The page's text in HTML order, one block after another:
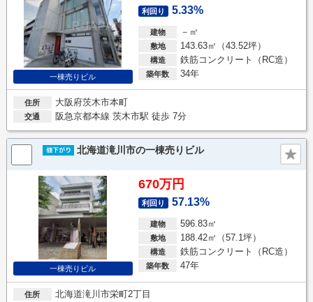
一棟売りビル
利回り 5.33%
建物 －㎡
敷地 143.63㎡（43.52坪）
構造 鉄筋コンクリート（RC造）
築年数 34年
住所 大阪府茨木市本町
交通 阪急京都本線 茨木市駅 徒歩 7分
北海道滝川市の一棟売りビル
一棟売りビル
670万円
利回り 57.13%
建物 596.83㎡
敷地 188.42㎡（57.1坪）
構造 鉄筋コンクリート（RC造）
築年数 47年
住所 北海道滝川市栄町2丁目